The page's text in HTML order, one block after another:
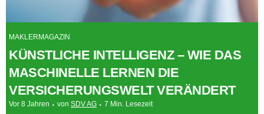
MAKLERMAGAZIN
KÜNSTLICHE INTELLIGENZ – WIE DAS
MASCHINELLE LERNEN DIE
VERSICHERUNGSWELT VERÄNDERT
Vor 8 Jahren von SDV AG 7 Min. Lesezeit